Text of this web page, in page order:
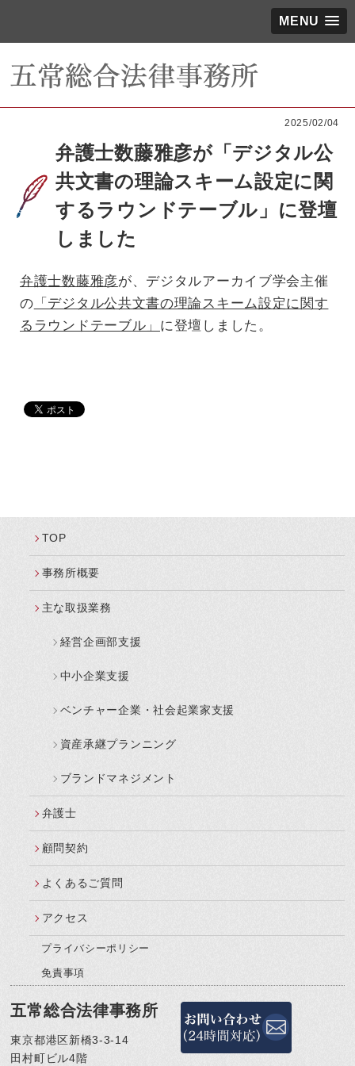
MENU
2025/02/04
弁護士数藤雅彦が「デジタル公
共文書の理論スキーム設定に関
するラウンドテーブル」に登壇
しました
弁護士数藤雅彦が、デジタルアーカイブ学会主催
の 「デジタル公共文書の理論スキーム設定に関す
るラウンドテーブル」 に登壇しました。
TOP
事務所概要
主な取扱業務
経営企画部支援
中小企業支援
ベンチャー企業・社会起業家支援
資産承継プランニング
ブランドマネジメント
弁護士
顧問契約
よくあるご質問
アクセス
プライバシーポリシー
免責事項
五常総合法律事務所
東京都港区新橋3-3-14
田村町ビル4階